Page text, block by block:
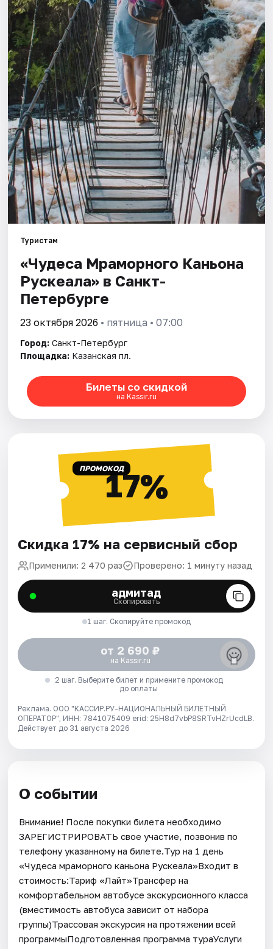
Города
Площадки
Артисты
Рейтинги
Туристам
«Чудеса Мраморного Каньона
Рускеала» в Санкт-
Петербурге
23 октября 2026 • пятница • 07:00
Город: Санкт-Петербург
Площадка: Казанская пл.
Билеты со скидкой
на Kassir.ru
ПРОМОКОД17%
Скидка 17% на сервисный сбор
Применили: 2 470 раз Проверено: 1 минуту назад
адмитад
Скопировать
1 шаг. Скопируйте промокод
от 2 690 ₽
на Kassir.ru
2 шаг. Выберите билет и примените промокод
до оплаты
Реклама. ООО "КАССИР.РУ-НАЦИОНАЛЬНЫЙ БИЛЕТНЫЙ
ОПЕРАТОР", ИНН: 7841075409 erid: 25H8d7vbP8SRTvHZrUcdLB.
Действует до 31 августа 2026
О событии
Внимание! После покупки билета необходимо
ЗАРЕГИСТРИРОВАТЬ свое участие, позвонив по
телефону указанному на билете.Тур на 1 день
«Чудеса мраморного каньона Рускеала»Входит в
стоимость:Тариф «Лайт»Трансфер на
комфортабельном автобусе экскурсионного класса
(вместимость автобуса зависит от набора
группы)Трассовая экскурсия на протяжении всей
программыПодготовленная программа тураУслуги